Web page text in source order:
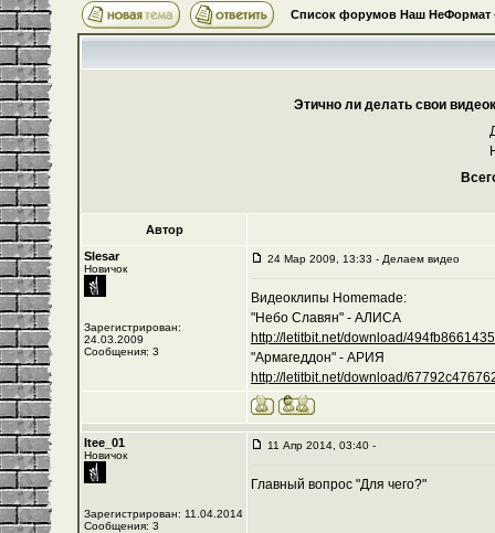
Список форумов Наш НеФормат
Этично ли делать свои
Автор
Slesar
Новичок
Зарегистрирован:
24.03.2009
Сообщения: 3
24 Мар 2009, 13:33 - Делаем видео
Видеоклипы Homemade:
"Небо Славян" - АЛИСА
http://letitbit.net/download/
"Армагеддон" - АРИЯ
http://letitbit.net/download/
Itee_01
Новичок
Зарегистрирован: 11.04.2014
Сообщения: 3
11 Апр 2014, 03:40 -
Главный вопрос "Для чего?"